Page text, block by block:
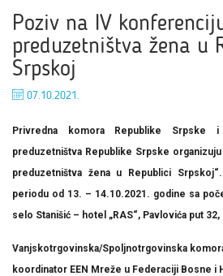
Poziv na IV
preduzetništva žena u
Srpskoj
07.10.2021.
Privredna komora Republike Srpske
preduzetništva Republike Srpske organizuju
preduzetništva žena u Republici Srpskoj“
periodu od 13. – 14.10.2021. godine sa
selо Stanišić – hotel „RAS“, Pavlovića put
Vanjskotrgovinska/Spoljnotrgovinska
koordinator EEN Mreže u Federaciji Bosne i